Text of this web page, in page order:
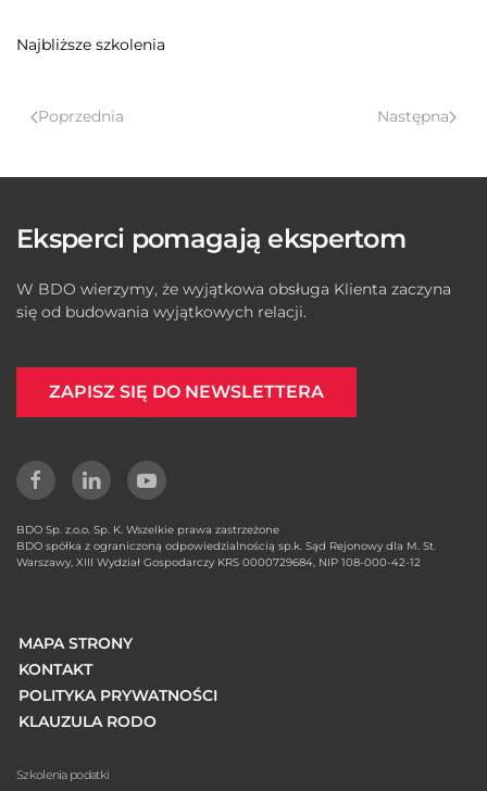
Najbliższe szkolenia
Poprzednia Następna
Eksperci pomagają ekspertom
W BDO wierzymy, że wyjątkowa obsługa Klienta zaczyna
się od budowania wyjątkowych relacji.
ZAPISZ SIĘ DO NEWSLETTERA
BDO Sp. z.o.o. Sp. K. Wszelkie prawa zastrzeżone
BDO spółka z ograniczoną odpowiedzialnością sp.k. Sąd Rejonowy dla M. St.
Warszawy, XIII Wydział Gospodarczy KRS 0000729684, NIP 108-000-42-12
MAPA STRONY
KONTAKT
POLITYKA PRYWATNOŚCI
KLAUZULA RODO
Szkolenia podatki